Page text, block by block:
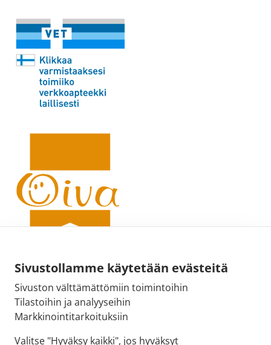
Sivustollamme käytetään evästeitä
Sivuston välttämättömiin toimintoihin
Tilastoihin ja analyyseihin
Markkinointitarkoituksiin
Valitse "Hyväksy kaikki", jos hyväksyt
Sähköpostiosoite:
kirjaamo@fimea.fi
Fimean vaihde: